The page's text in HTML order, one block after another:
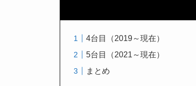
4台目（2019～現在）
5台目（2021～現在）
まとめ